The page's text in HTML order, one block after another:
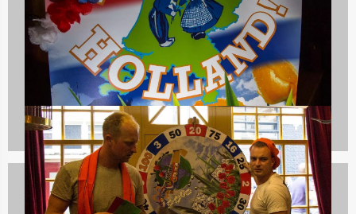
Dagarrangementen
970 uitjes